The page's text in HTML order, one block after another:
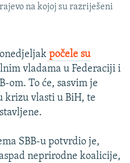
na kojoj su razriješeni
počele su
vladama u Federaciji i
om. To će, sasvim je
krizu vlasti u BiH, te
SBB-u potvrdio je,
neprirodne koalicije,